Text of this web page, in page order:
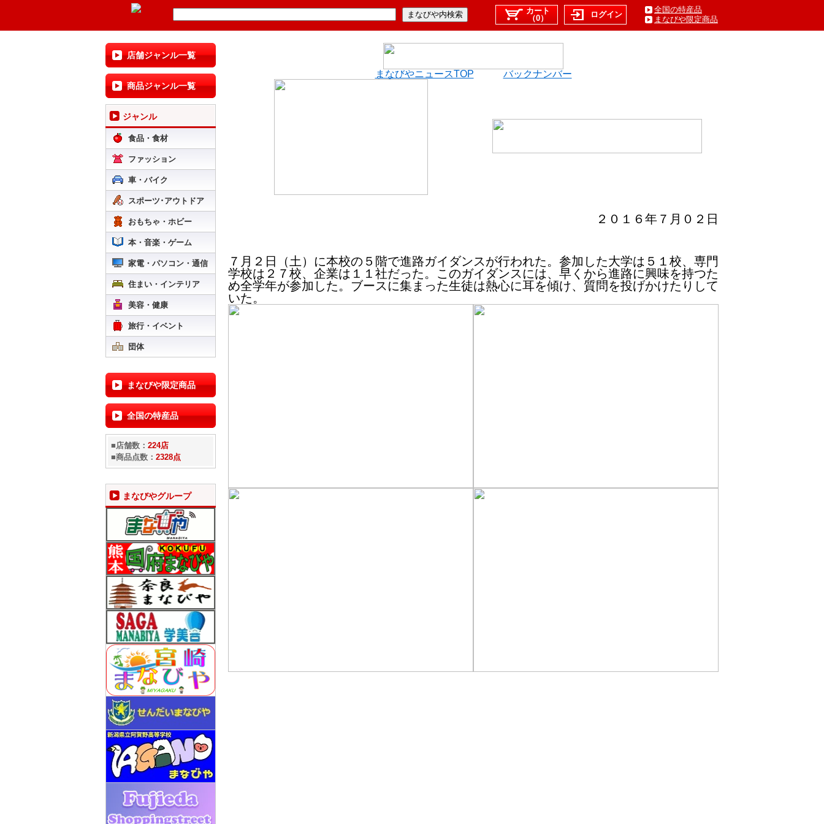
カート
（0）
ログイン
全国の特産品
まなびや限定商品
店舗ジャンル一覧
商品ジャンル一覧
ジャンル
食品・食材
ファッション
車・バイク
スポーツ･アウトドア
おもちゃ・ホビー
本・音楽・ゲーム
家電・パソコン・通信
住まい・インテリア
美容・健康
旅行・イベント
団体
まなびや限定商品
全国の特産品
■店舗数： 224店
■商品点数： 2328点
まなびやグループ
まなびやニュースTOP バックナンバー
２０１６年７月０２日
７月２日（土）に本校の５階で進路ガイダンスが行われた。参加した大学は５１校、専門
学校は２７校、企業は１１社だった。このガイダンスには、早くから進路に興味を持つた
め全学年が参加した。ブースに集まった生徒は熱心に耳を傾け、質問を投げかけたりして
いた。